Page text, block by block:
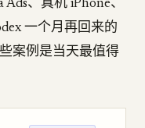
、真机 iPhone、
一个月再回来的
案例是当天最值得